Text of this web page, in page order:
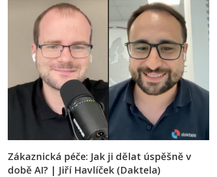
Zákaznická péče: Jak ji dělat úspěšně v
době AI? | Jiří Havlíček (Daktela)